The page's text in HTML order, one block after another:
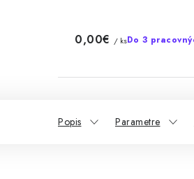
0,00€ / ksDo 3
Popis Parametre